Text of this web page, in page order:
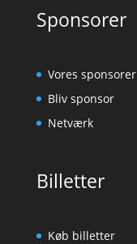
Sponsorer
Vores sponsorer
Bliv sponsor
Netværk
Billetter
Køb billetter